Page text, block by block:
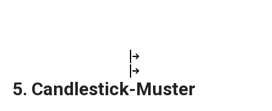
5. Candlestick-Muster